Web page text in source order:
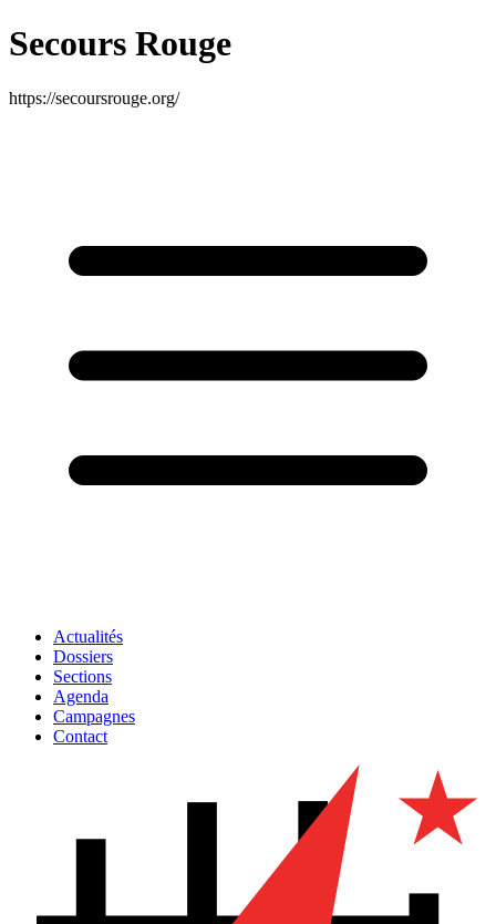
Secours Rouge
https://secoursrouge.org/
Actualités
Dossiers
Sections
Agenda
Campagnes
Contact